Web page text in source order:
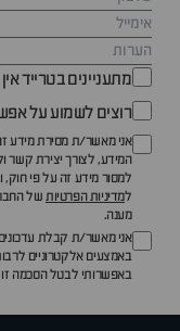
מתעניינים בטרייד אין
רוצים לשמוע על
אני מאשר/ת מסירת מידע
המידע, לצורך יצירת קשר
למסור מידע זה על פי חוק,
למדיניות הפרטיותשל
מענה.
אני מאשר/ת קבלת עדכונים,
באפשרותי לבטל הסכמה